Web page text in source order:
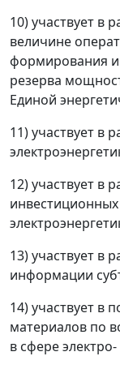
10) участвует в
величине
формирования и
резерва
Единой
11) участвует в
12) участвует в
13) участвует в
информации
14) участвует в
материалов по
в сфере